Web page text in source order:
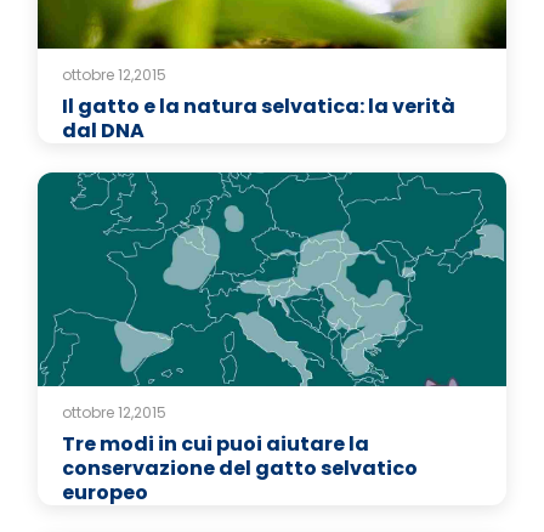
ottobre 12,2015
Il gatto e la natura selvatica: la verità
dal DNA
ottobre 12,2015
Tre modi in cui puoi aiutare la
conservazione del gatto selvatico
europeo